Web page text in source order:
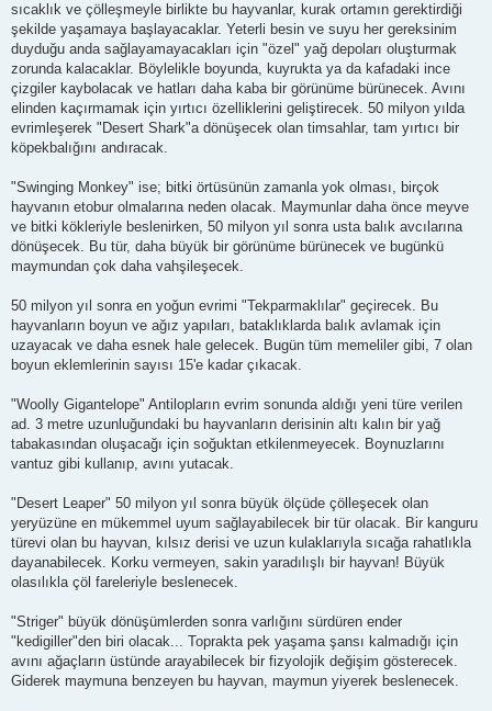
sıcaklık ve çölleşmeyle birlikte bu hayvanlar, kurak ortamın gerektirdiği
şekilde yaşamaya başlayacaklar. Yeterli besin ve suyu her gereksinim
duyduğu anda sağlayamayacakları için "özel" yağ depoları oluşturmak
zorunda kalacaklar. Böylelikle boyunda, kuyrukta ya da kafadaki ince
çizgiler kaybolacak ve hatları daha kaba bir görünüme bürünecek. Avını
elinden kaçırmamak için yırtıcı özelliklerini geliştirecek. 50 milyon yılda
evrimleşerek "Desert Shark"a dönüşecek olan timsahlar, tam yırtıcı bir
köpekbalığını andıracak.
"Swinging Monkey" ise; bitki örtüsünün zamanla yok olması, birçok
hayvanın etobur olmalarına neden olacak. Maymunlar daha önce meyve
ve bitki kökleriyle beslenirken, 50 milyon yıl sonra usta balık avcılarına
dönüşecek. Bu tür, daha büyük bir görünüme bürünecek ve bugünkü
maymundan çok daha vahşileşecek.
50 milyon yıl sonra en yoğun evrimi "Tekparmaklılar" geçirecek. Bu
hayvanların boyun ve ağız yapıları, bataklıklarda balık avlamak için
uzayacak ve daha esnek hale gelecek. Bugün tüm memeliler gibi, 7 olan
boyun eklemlerinin sayısı 15'e kadar çıkacak.
"Woolly Gigantelope" Antilopların evrim sonunda aldığı yeni türe verilen
ad. 3 metre uzunluğundaki bu hayvanların derisinin altı kalın bir yağ
tabakasından oluşacağı için soğuktan etkilenmeyecek. Boynuzlarını
vantuz gibi kullanıp, avını yutacak.
"Desert Leaper" 50 milyon yıl sonra büyük ölçüde çölleşecek olan
yeryüzüne en mükemmel uyum sağlayabilecek bir tür olacak. Bir kanguru
türevi olan bu hayvan, kılsız derisi ve uzun kulaklarıyla sıcağa rahatlıkla
dayanabilecek. Korku vermeyen, sakin yaradılışlı bir hayvan! Büyük
olasılıkla çöl fareleriyle beslenecek.
"Striger" büyük dönüşümlerden sonra varlığını sürdüren ender
"kedigiller"den biri olacak... Toprakta pek yaşama şansı kalmadığı için
avını ağaçların üstünde arayabilecek bir fizyolojik değişim gösterecek.
Giderek maymuna benzeyen bu hayvan, maymun yiyerek beslenecek.